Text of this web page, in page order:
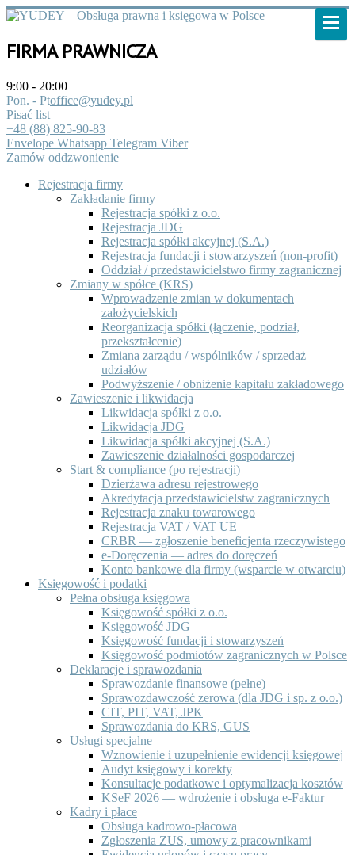
FIRMA PRAWNICZA
9:00 - 20:00
Pon. - Ptoffice@yudey.pl
Pisać list
+48 (88) 825-90-83
Envelope Whatsapp Telegram Viber
Zamów oddzwonienie
Rejestracja firmy
Zakładanie firmy
Rejestracja spółki z o.o.
Rejestracja JDG
Rejestracja spółki akcyjnej (S.A.)
Rejestracja fundacji i stowarzyszeń (non-profit)
Oddział / przedstawicielstwo firmy zagranicznej
Zmiany w spółce (KRS)
Wprowadzenie zmian w dokumentach
założycielskich
Reorganizacja spółki (łączenie, podział,
przekształcenie)
Zmiana zarządu / wspólników / sprzedaż
udziałów
Podwyższenie / obniżenie kapitału zakładowego
Zawieszenie i likwidacja
Likwidacja spółki z o.o.
Likwidacja JDG
Likwidacja spółki akcyjnej (S.A.)
Zawieszenie działalności gospodarczej
Start & compliance (po rejestracji)
Dzierżawa adresu rejestrowego
Akredytacja przedstawicielstw zagranicznych
Rejestracja znaku towarowego
Rejestracja VAT / VAT UE
CRBR — zgłoszenie beneficjenta rzeczywistego
e-Doręczenia — adres do doręczeń
Konto bankowe dla firmy (wsparcie w otwarciu)
Księgowość i podatki
Pełna obsługa księgowa
Księgowość spółki z o.o.
Księgowość JDG
Księgowość fundacji i stowarzyszeń
Księgowość podmiotów zagranicznych w Polsce
Deklaracje i sprawozdania
Sprawozdanie finansowe (pełne)
Sprawozdawczość zerowa (dla JDG i sp. z o.o.)
CIT, PIT, VAT, JPK
Sprawozdania do KRS, GUS
Usługi specjalne
Wznowienie i uzupełnienie ewidencji księgowej
Audyt księgowy i korekty
Konsultacje podatkowe i optymalizacja kosztów
KSeF 2026 — wdrożenie i obsługa e-Faktur
Kadry i płace
Obsługa kadrowo-płacowa
Zgłoszenia ZUS, umowy z pracownikami